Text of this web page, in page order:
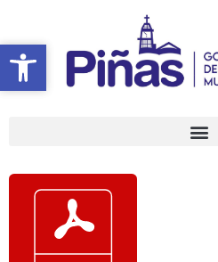
Abrir barra de herramientas
contenido
Abrir barra de herramientas